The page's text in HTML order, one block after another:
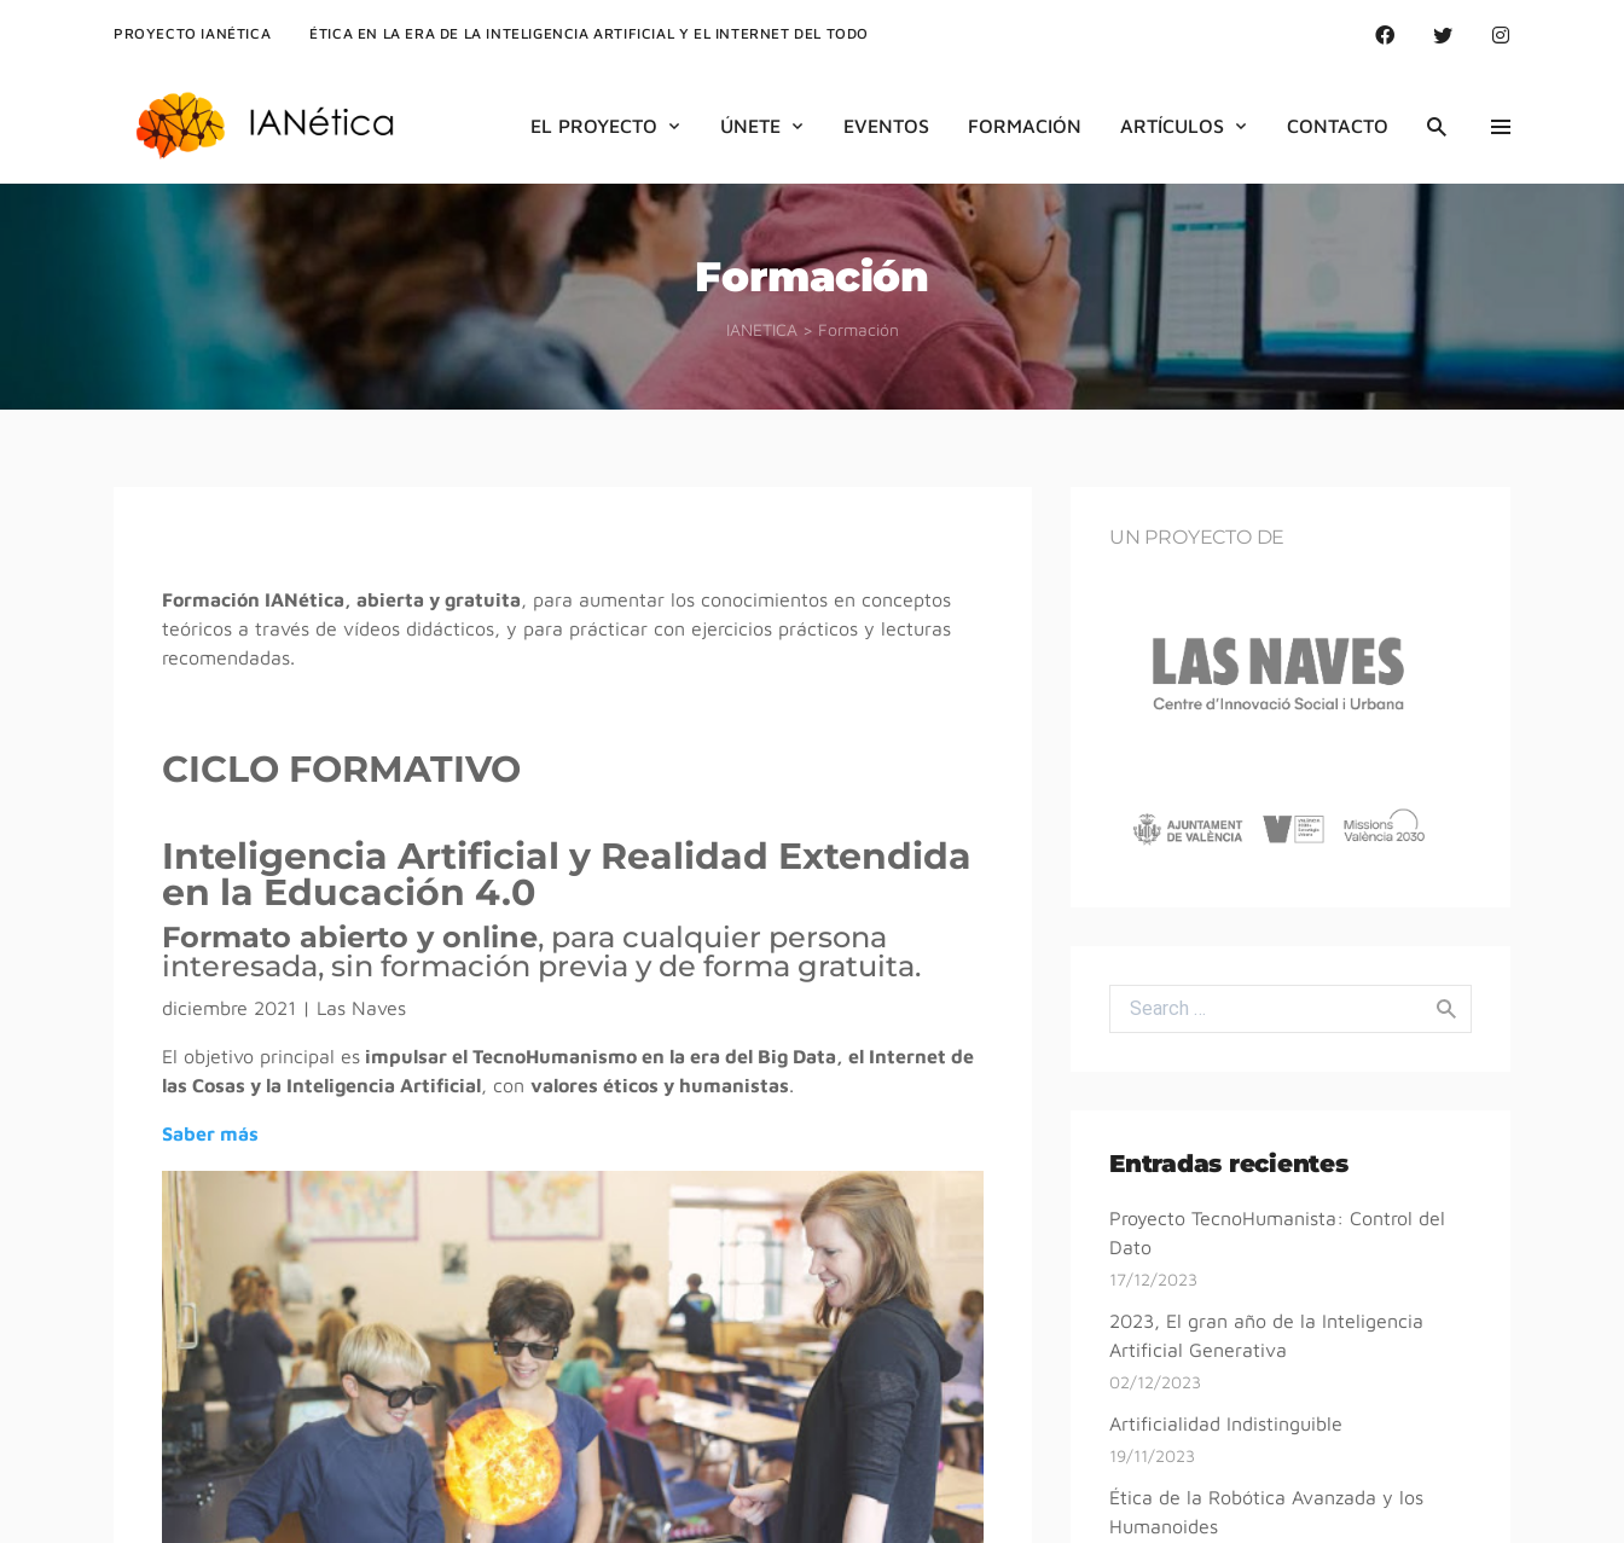
PROYECTO IANÉTICA ÉTICA EN LA ERA DE LA INTELIGENCIA ARTIFICIAL Y EL INTERNET DEL TODO
EL PROYECTO ÚNETE EVENTOS FORMACIÓN ARTÍCULOS CONTACTO
Formación
IANETICA > Formación
Formación IANética, abierta y gratuita, para aumentar los conocimientos en conceptos
teóricos a través de vídeos didácticos, y para prácticar con ejercicios prácticos y lecturas
recomendadas.
CICLO FORMATIVO
Inteligencia Artificial y Realidad Extendida
en la Educación 4.0
Formato abierto y online, para cualquier persona
interesada, sin formación previa y de forma gratuita.
diciembre 2021 | Las Naves
El objetivo principal es impulsar el TecnoHumanismo en la era del Big Data, el Internet de
las Cosas y la Inteligencia Artificial, con valores éticos y humanistas.
Saber más
UN PROYECTO DE
Search for:
Entradas recientes
Proyecto TecnoHumanista: Control del
Dato
17/12/2023
2023, El gran año de la Inteligencia
Artificial Generativa
02/12/2023
Artificialidad Indistinguible
19/11/2023
Ética de la Robótica Avanzada y los
Humanoides